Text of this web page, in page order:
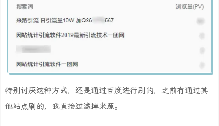
特别讨厌这种方式，还是通过百度进行刷的，之前有通过其
他站点刷的，我直接过滤掉来源。